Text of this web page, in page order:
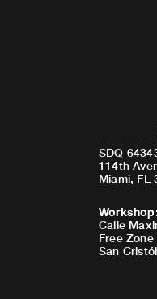
SDQ
114th
Miami, FL
Workshop:
Calle
Free
San